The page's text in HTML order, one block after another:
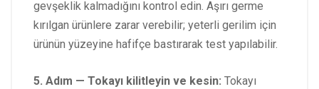
gevşeklik kalmadığını kontrol edin. Aşırı germe
kırılgan ürünlere zarar verebilir; yeterli gerilim için
ürünün yüzeyine hafifçe bastırarak test yapılabilir.
5. Adım — Tokayı kilitleyin ve kesin: Tokayı